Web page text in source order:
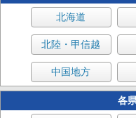
北海道
北陸・甲信越
中国地方
各